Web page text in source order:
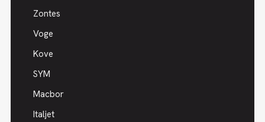
Zontes
Voge
Kove
SYM
Macbor
Italjet